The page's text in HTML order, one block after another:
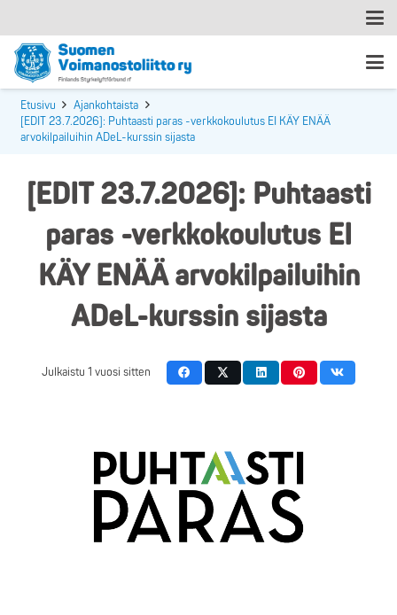
Etusivu
Ajankohtaista
[EDIT 23.7.2026]: Puhtaasti paras -verkkokoulutus EI KÄY ENÄÄ
arvokilpailuihin ADeL-kurssin sijasta
[EDIT 23.7.2026]: Puhtaasti
paras -verkkokoulutus EI
KÄY ENÄÄ arvokilpailuihin
ADeL-kurssin sijasta
Julkaistu 1 vuosi sitten